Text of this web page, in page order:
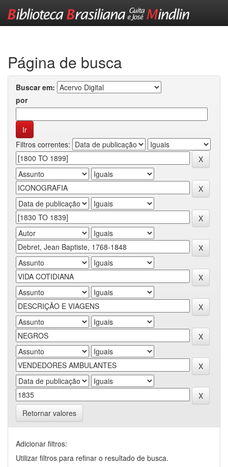
Página de busca
Buscar em:
por
Filtros correntes:
Retornar valores
Adicionar filtros:
Utilizar filtros para refinar o resultado de busca.